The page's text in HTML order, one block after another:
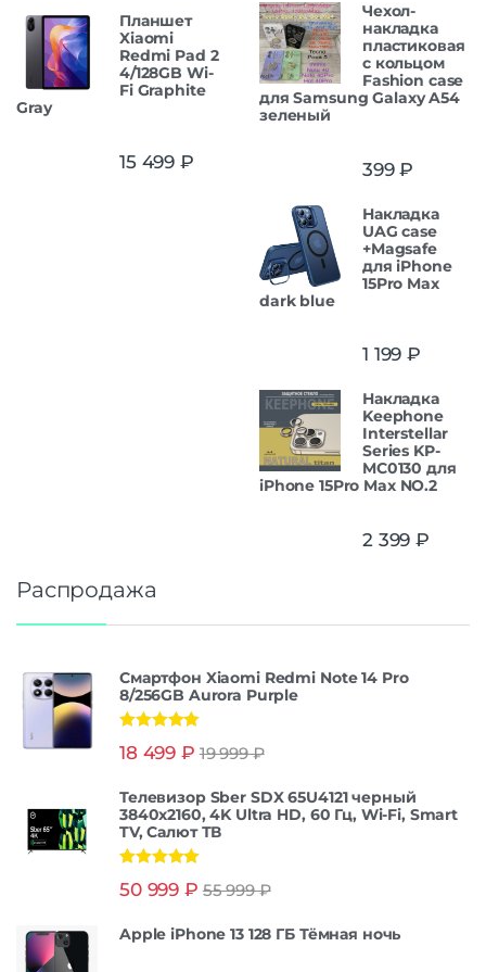
Планшет
Xiaomi
Redmi Pad 2
4/128GB Wi-
Fi Graphite
Gray
15 499 ₽
Чехол-
накладка
пластиковая
с кольцом
Fashion case
для Samsung Galaxy A54
зеленый
399₽
Накладка
UAG case
+Magsafe
для iPhone
15Pro Max
dark blue
1 199 ₽
Накладка
Keephone
Interstellar
Series KP-
MC0130 для
iPhone 15Pro Max NO.2
2 399 ₽
Распродажа
Смартфон Xiaomi Redmi Note 14 Pro
8/256GB Aurora Purple
из 5
18 499 ₽ 19 999₽
Телевизор Sber SDX 65U4121 черный
3840x2160, 4K Ultra HD, 60 Гц, Wi-Fi, Smart
TV, Салют ТВ
из 5
50 999 ₽ 55 999₽
Apple iPhone 13 128 ГБ Тёмная ночь